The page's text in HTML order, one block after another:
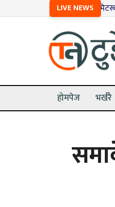
LIVE NEWS
होमपेज भर्खरै